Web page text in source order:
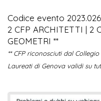
Codice evento 2023.026
2 CFP ARCHITETTI | 2
GEOMETRI **
** CFP riconosciuti dal
Laureati di Genova validi su